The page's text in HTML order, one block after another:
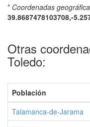
* Coordenadas
39.8687478103708,-
Otras
Toledo:
Población
Talamanca-de-Jarama